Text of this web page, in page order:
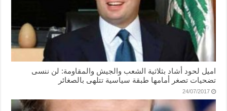
اميل لحود أشاد بثلاثية الشعب والجيش والمقاومة: لن ننسى
تضحيات تصغر أمامها طبقة سياسية تتلهى بالصغائر
24/07/2017